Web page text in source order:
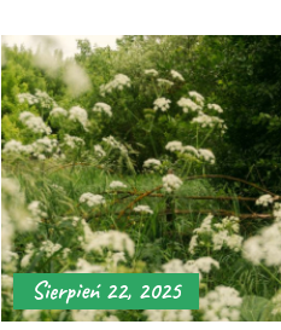
Sierpień 22, 2025